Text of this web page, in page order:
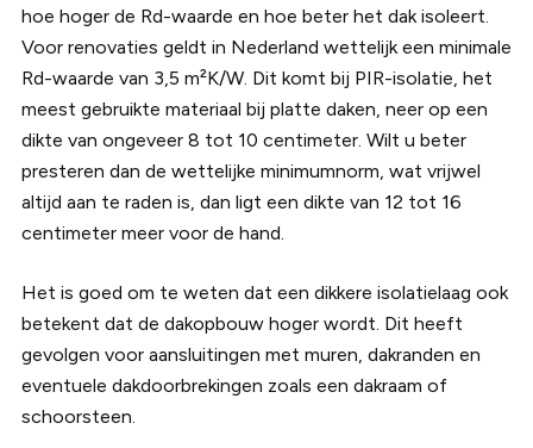
hoe hoger de Rd-waarde en hoe beter het dak isoleert.
Voor renovaties geldt in Nederland wettelijk een minimale
Rd-waarde van 3,5 m²K/W. Dit komt bij PIR-isolatie, het
meest gebruikte materiaal bij platte daken, neer op een
dikte van ongeveer 8 tot 10 centimeter. Wilt u beter
presteren dan de wettelijke minimumnorm, wat vrijwel
altijd aan te raden is, dan ligt een dikte van 12 tot 16
centimeter meer voor de hand.
Het is goed om te weten dat een dikkere isolatielaag ook
betekent dat de dakopbouw hoger wordt. Dit heeft
gevolgen voor aansluitingen met muren, dakranden en
eventuele dakdoorbrekingen zoals een dakraam of
schoorsteen.